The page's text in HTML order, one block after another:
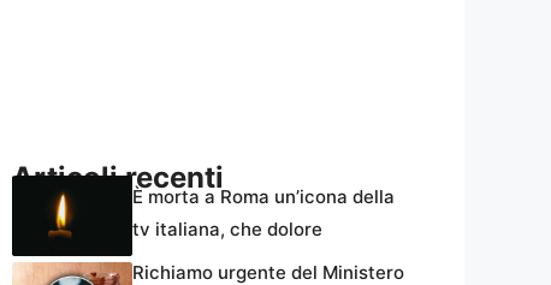
Articoli recenti
È morta a Roma un’icona della
tv italiana, che dolore
Richiamo urgente del Ministero